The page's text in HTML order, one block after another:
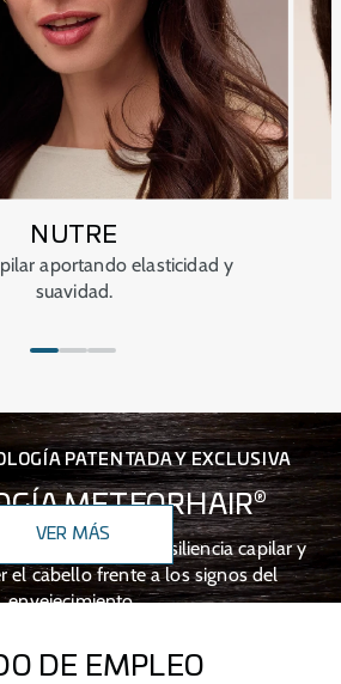
NUTRE
aportando elasticidad y
suavidad.
PATENTADA Y EXCLUSIVA
METFORHAIR®
que potencia la resiliencia capilar y
el cabello frente a los signos del
envejecimiento.
VER MÁS
DE EMPLEO